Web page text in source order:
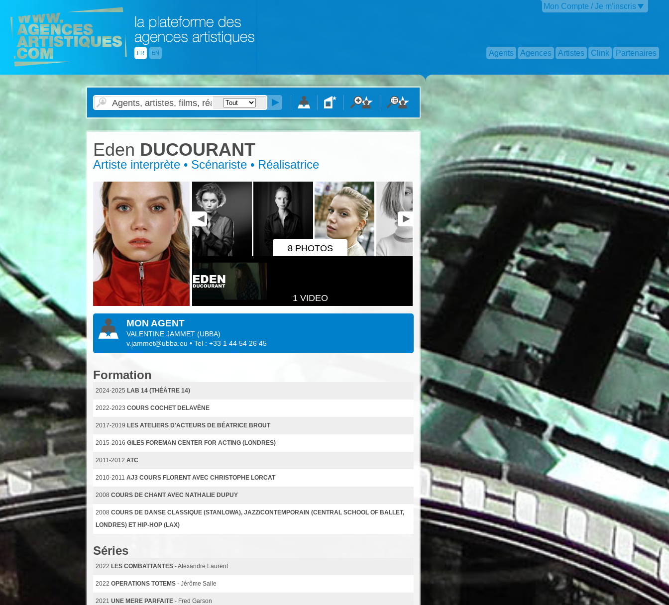
FR EN
Mon Compte / Je m'inscris
Agents Agences Artistes Clink Partenaires
Eden DUCOURANT
Artiste interprète • Scénariste • Réalisatrice
8 PHOTOS
1 VIDEO
MON AGENT
VALENTINE JAMMET (UBBA)
v.jammet@ubba.eu • Tel : +33 1 44 54 26 45
Formation
2024-2025 LAB 14 (THÉÂTRE 14)
2022-2023 COURS COCHET DELAVÈNE
2017-2019 LES ATELIERS D'ACTEURS DE BÉATRICE BROUT
2015-2016 GILES FOREMAN CENTER FOR ACTING (LONDRES)
2011-2012 ATC
2010-2011 AJ3 COURS FLORENT AVEC CHRISTOPHE LORCAT
2008 COURS DE CHANT AVEC NATHALIE DUPUY
2008 COURS DE DANSE CLASSIQUE (STANLOWA), JAZZ/CONTEMPORAIN (CENTRAL SCHOOL OF BALLET,
LONDRES) ET HIP-HOP (LAX)
Séries
2022 LES COMBATTANTES - Alexandre Laurent
2022 OPERATIONS TOTEMS - Jérôme Salle
2021 UNE MERE PARFAITE - Fred Garson